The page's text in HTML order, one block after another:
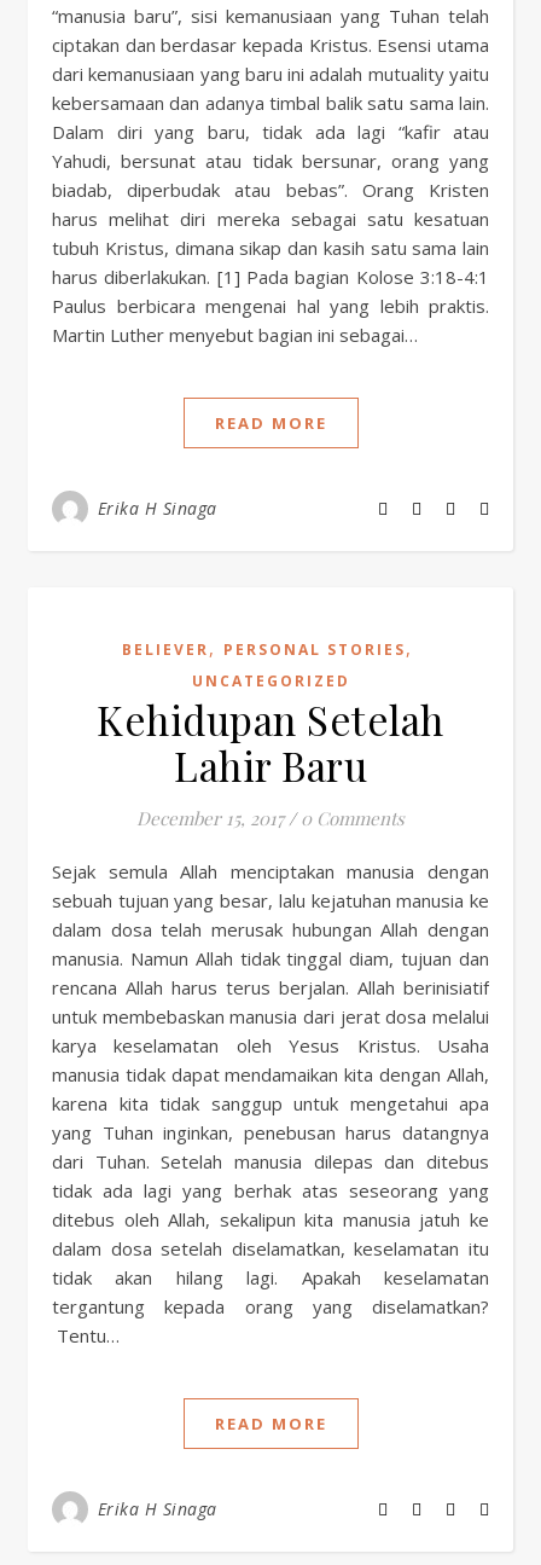
“manusia baru”, sisi kemanusiaan yang Tuhan telah
ciptakan dan berdasar kepada Kristus. Esensi utama
dari kemanusiaan yang baru ini adalah mutuality yaitu
kebersamaan dan adanya timbal balik satu sama lain.
Dalam diri yang baru, tidak ada lagi “kafir atau
Yahudi, bersunat atau tidak bersunar, orang yang
biadab, diperbudak atau bebas”. Orang Kristen
harus melihat diri mereka sebagai satu kesatuan
tubuh Kristus, dimana sikap dan kasih satu sama lain
harus diberlakukan. [1] Pada bagian Kolose 3:18-4:1
Paulus berbicara mengenai hal yang lebih praktis.
Martin Luther menyebut bagian ini sebagai…
READ MORE
Erika H Sinaga
BELIEVER, PERSONAL STORIES,
UNCATEGORIZED
Kehidupan Setelah
Lahir Baru
December 15, 2017 / 0 Comments
Sejak semula Allah menciptakan manusia dengan
sebuah tujuan yang besar, lalu kejatuhan manusia ke
dalam dosa telah merusak hubungan Allah dengan
manusia. Namun Allah tidak tinggal diam, tujuan dan
rencana Allah harus terus berjalan. Allah berinisiatif
untuk membebaskan manusia dari jerat dosa melalui
karya keselamatan oleh Yesus Kristus. Usaha
manusia tidak dapat mendamaikan kita dengan Allah,
karena kita tidak sanggup untuk mengetahui apa
yang Tuhan inginkan, penebusan harus datangnya
dari Tuhan. Setelah manusia dilepas dan ditebus
tidak ada lagi yang berhak atas seseorang yang
ditebus oleh Allah, sekalipun kita manusia jatuh ke
dalam dosa setelah diselamatkan, keselamatan itu
tidak akan hilang lagi. Apakah keselamatan
tergantung kepada orang yang diselamatkan?
Tentu…
READ MORE
Erika H Sinaga